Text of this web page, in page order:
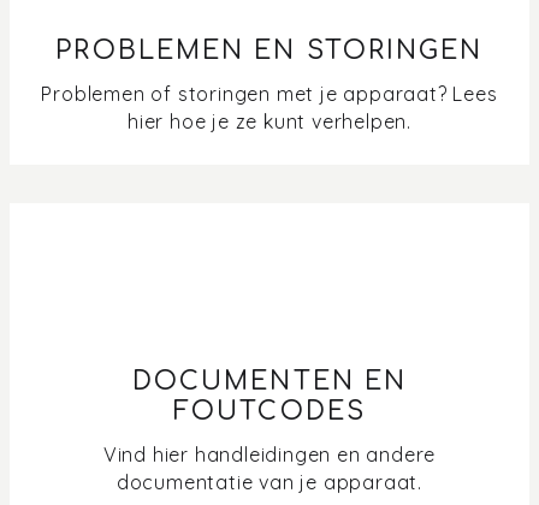
PROBLEMEN EN STORINGEN
Problemen of storingen met je apparaat? Lees
hier hoe je ze kunt verhelpen.
DOCUMENTEN EN
FOUTCODES
Vind hier handleidingen en andere
documentatie van je apparaat.